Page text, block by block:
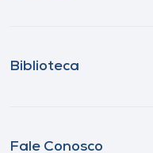
Biblioteca
Fale Conosco